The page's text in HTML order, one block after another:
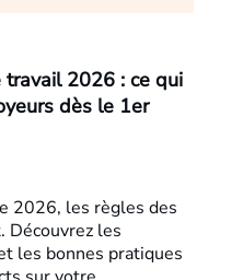
2026 : ce qui
dès le 1er
2026, les règles des
Découvrez les
les bonnes pratiques